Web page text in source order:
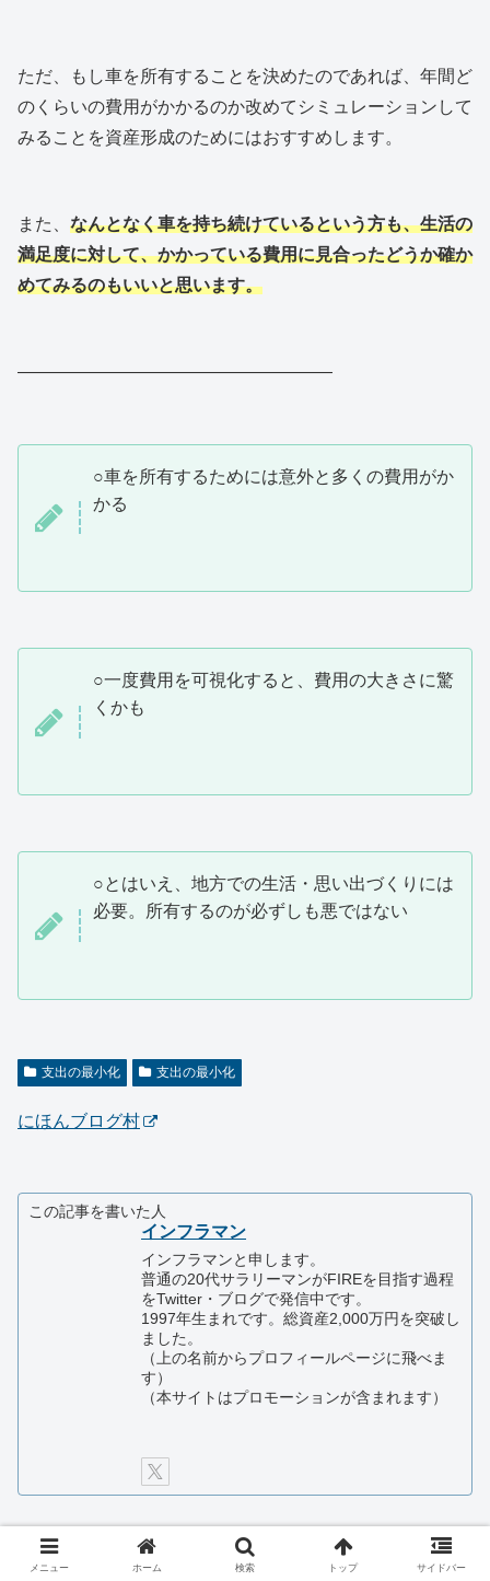
ただ、もし車を所有することを決めたのであれば、年間ど
のくらいの費用がかかるのか改めてシミュレーションして
みることを資産形成のためにはおすすめします。
また、 なんとなく車を持ち続けているという方も、生活の
満足度に対して、かかっている費用に見合ったどうか確か
めてみるのもいいと思います。
——————————————————
○車を所有するためには意外と多くの費用がか
かる
○一度費用を可視化すると、費用の大きさに驚
くかも
○とはいえ、地方での生活・思い出づくりには
必要。所有するのが必ずしも悪ではない
支出の最小化 支出の最小化
にほんブログ村
この記事を書いた人
インフラマン
インフラマンと申します。
普通の20代サラリーマンがFIREを目指す過程
をTwitter・ブログで発信中です。
1997年生まれです。総資産2,000万円を突破し
ました。
（上の名前からプロフィールページに飛べま
す）
（本サイトはプロモーションが含まれます）
シェアする
メニュー ホーム 検索 トップ サイドバー